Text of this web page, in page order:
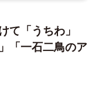
て「うちわ」
「一石二鳥のア